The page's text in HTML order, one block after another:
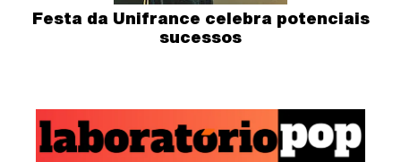
Festa da Unifrance celebra potenciais
sucessos